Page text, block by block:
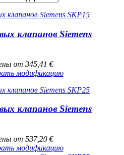
клапанов Siemens
от 345,41 €
модификацию
клапанов Siemens
от 537,20 €
модификацию